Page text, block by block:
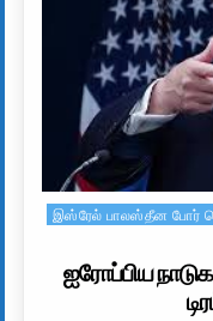
Posted in
இஸ்ரேல் பாலஸ்தீன போர்
ஐரோப்பிய